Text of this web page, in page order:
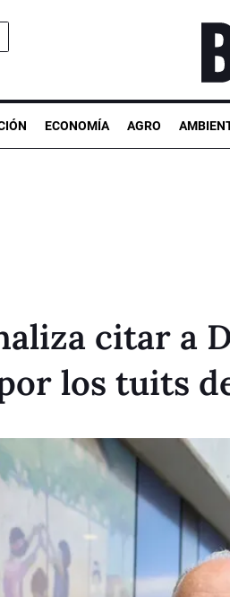
ECONOMÍA AGRO
citar a
los tuits